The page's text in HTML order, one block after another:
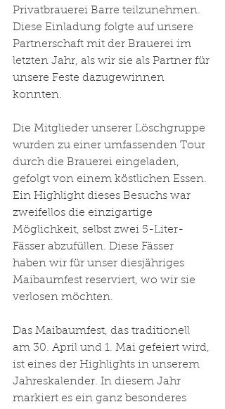
Privatbrauerei Barre teilzunehmen.
Diese Einladung folgte auf unsere
Partnerschaft mit der Brauerei im
letzten Jahr, als wir sie als Partner für
unsere Feste dazugewinnen
konnten.
Die Mitglieder unserer Löschgruppe
wurden zu einer umfassenden Tour
durch die Brauerei eingeladen,
gefolgt von einem köstlichen Essen.
Ein Highlight dieses Besuchs war
zweifellos die einzigartige
Möglichkeit, selbst zwei 5-Liter-
Fässer abzufüllen. Diese Fässer
haben wir für unser diesjähriges
Maibaumfest reserviert, wo wir sie
verlosen möchten.
Das Maibaumfest, das traditionell
am 30. April und 1. Mai gefeiert wird,
ist eines der Highlights in unserem
Jahreskalender. In diesem Jahr
markiert es ein ganz besonderes